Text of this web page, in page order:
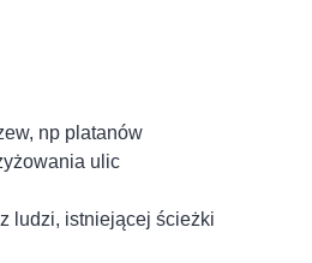
np platanów
ulic
ludzi, istniejącej ścieżki